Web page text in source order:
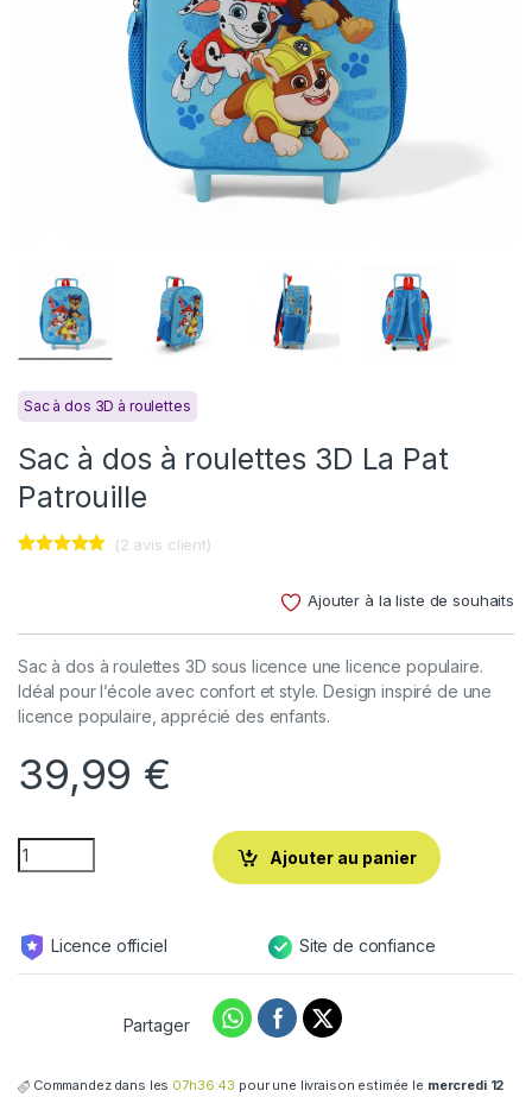
Sac à dos 3D à roulettes
Sac à dos à roulettes 3D La Pat
Patrouille
client
(2 avis client)
Ajouter à la liste de souhaits
Sac à dos à roulettes 3D sous licence une licence populaire.
Idéal pour l’école avec confort et style. Design inspiré de une
licence populaire, apprécié des enfants.
39,99 €
Ajouter au panier
Licence officiel Site de confiance
Partager
Commandez dans les 07h36:43 pour une livraison estimée le mercredi 12